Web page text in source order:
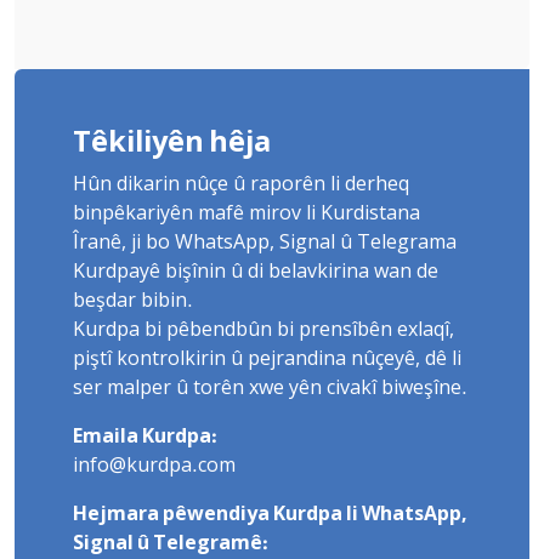
Têkiliyên hêja
Hûn dikarin nûçe û raporên li derheq
binpêkariyên mafê mirov li Kurdistana
Îranê, ji bo WhatsApp, Signal û Telegrama
Kurdpayê bişînin û di belavkirina wan de
beşdar bibin.
Kurdpa bi pêbendbûn bi prensîbên exlaqî,
piştî kontrolkirin û pejrandina nûçeyê, dê li
ser malper û torên xwe yên civakî biweşîne.
Emaila Kurdpa:
info@kurdpa.com
Hejmara pêwendiya Kurdpa li WhatsApp,
Signal û Telegramê: